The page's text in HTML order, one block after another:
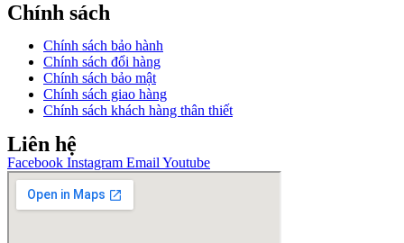
Chính sách
Chính sách bảo hành
Chính sách đổi hàng
Chính sách bảo mật
Chính sách giao hàng
Chính sách khách hàng thân thiết
Liên hệ
Facebook Instagram Email Youtube